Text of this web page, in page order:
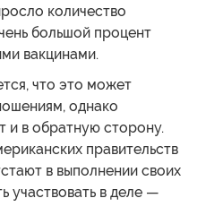
количество
большой процент
вакцинами.
что это может
однако
и в обратную сторону.
правительств
в выполнении своих
участвовать в деле —